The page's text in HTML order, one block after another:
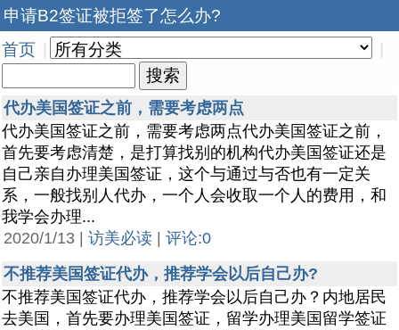
申请B2签证被拒签了怎么办?
首页
代办美国签证之前，需要考虑两点
代办美国签证之前，需要考虑两点代办美国签证之前，
首先要考虑清楚，是打算找别的机构代办美国签证还是
自己亲自办理美国签证，这个与通过与否也有一定关
系，一般找别人代办，一个人会收取一个人的费用，和
我学会办理...
2020/1/13 | 访美必读
评论:0
不推荐美国签证代办，推荐学会以后自己办?
不推荐美国签证代办，推荐学会以后自己办？内地居民
去美国，首先要办理美国签证，留学办理美国留学签证